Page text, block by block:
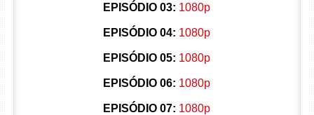
EPISÓDIO 03: 1080p
EPISÓDIO 04: 1080p
EPISÓDIO 05: 1080p
EPISÓDIO 06: 1080p
EPISÓDIO 07: 1080p